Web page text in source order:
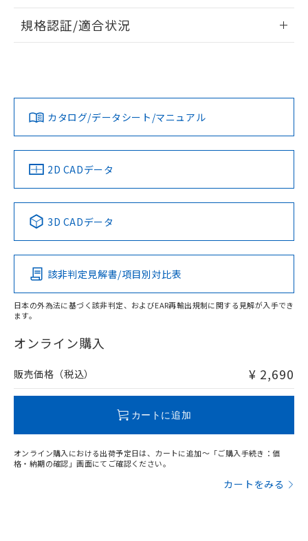
ログイン/会員登録
ダウンロードデータをご利用いただく前に、以下を必ずお読
みください。
ソフトウェアの使用条件
EU RoHS 注意事項・凡例
対応済み
中国 RoHS 注意事項・凡例
Pb Hg Cd Cr(VI)
O
在庫等で未対応品が混在する可能性があります。
問い合わせください。
規格認証/適合状況
カタログ/データシート/マニュアル
2D CADデータ
3D CADデータ
該非判定見解書/項目別対比表
日本の外為法に基づく該非判定、およびEAR再輸出規制に関する見解が入手でき
ます。
オンライン購入
販売価格（税込） ¥ 2,690
カートに追加
オンライン購入における出荷予定日は、カートに追加～「ご購入手続き：価
格・納期の確認」画面にてご確認ください。
カートをみる
していることから、特段のことがない限
り、2022年1月12日より割愛しておりま
す。